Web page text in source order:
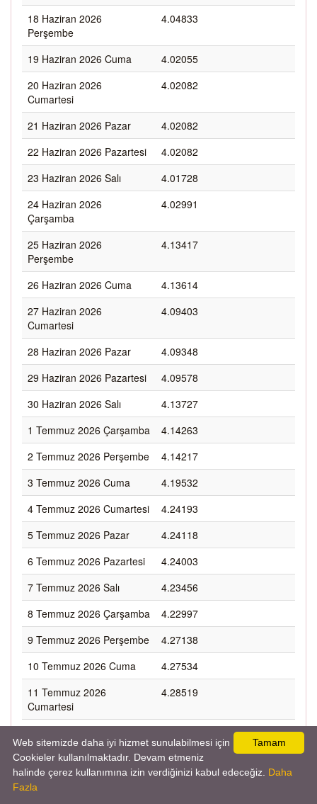
18 Haziran 2026
Perşembe
4.04833
19 Haziran 2026 Cuma
4.02055
20 Haziran 2026
Cumartesi
4.02082
21 Haziran 2026 Pazar
4.02082
22 Haziran 2026 Pazartesi
4.02082
23 Haziran 2026 Salı
4.01728
24 Haziran 2026
Çarşamba
4.02991
25 Haziran 2026
Perşembe
4.13417
26 Haziran 2026 Cuma
4.13614
27 Haziran 2026
Cumartesi
4.09403
28 Haziran 2026 Pazar
4.09348
29 Haziran 2026 Pazartesi
4.09578
30 Haziran 2026 Salı
4.13727
1 Temmuz 2026 Çarşamba
4.14263
2 Temmuz 2026 Perşembe
4.14217
3 Temmuz 2026 Cuma
4.19532
4 Temmuz 2026 Cumartesi
4.24193
5 Temmuz 2026 Pazar
4.24118
6 Temmuz 2026 Pazartesi
4.24003
7 Temmuz 2026 Salı
4.23456
8 Temmuz 2026 Çarşamba
4.22997
9 Temmuz 2026 Perşembe
4.27138
10 Temmuz 2026 Cuma
4.27534
11 Temmuz 2026
Cumartesi
4.28519
13 Temmuz 2026
Pazartesi
4.28399
Tamam
Web sitemizde daha iyi hizmet sunulabilmesi için
Cookieler kullanılmaktadır. Devam etmeniz
halinde çerez kullanımına izin verdiğinizi kabul edeceğiz. Daha
Fazla